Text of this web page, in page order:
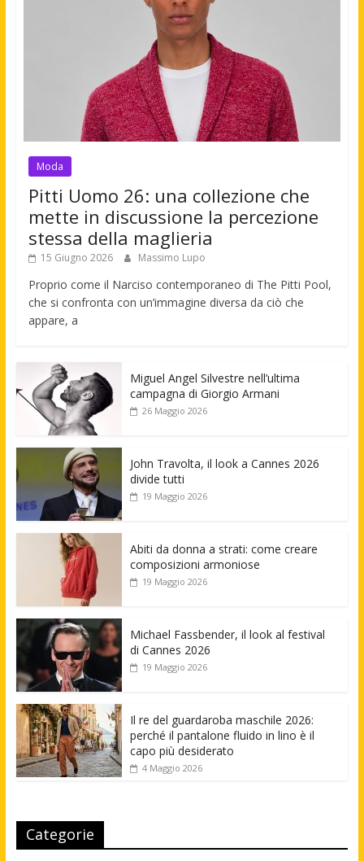
Moda
Pitti Uomo 26: una collezione che
mette in discussione la percezione
stessa della maglieria
15 Giugno 2026 Massimo Lupo
Proprio come il Narciso contemporaneo di The Pitti Pool,
che si confronta con un’immagine diversa da ciò che
appare, a
Miguel Angel Silvestre nell’ultima
campagna di Giorgio Armani
26 Maggio 2026
John Travolta, il look a Cannes 2026
divide tutti
19 Maggio 2026
Abiti da donna a strati: come creare
composizioni armoniose
19 Maggio 2026
Michael Fassbender, il look al festival
di Cannes 2026
19 Maggio 2026
Il re del guardaroba maschile 2026:
perché il pantalone fluido in lino è il
capo più desiderato
4 Maggio 2026
Categorie